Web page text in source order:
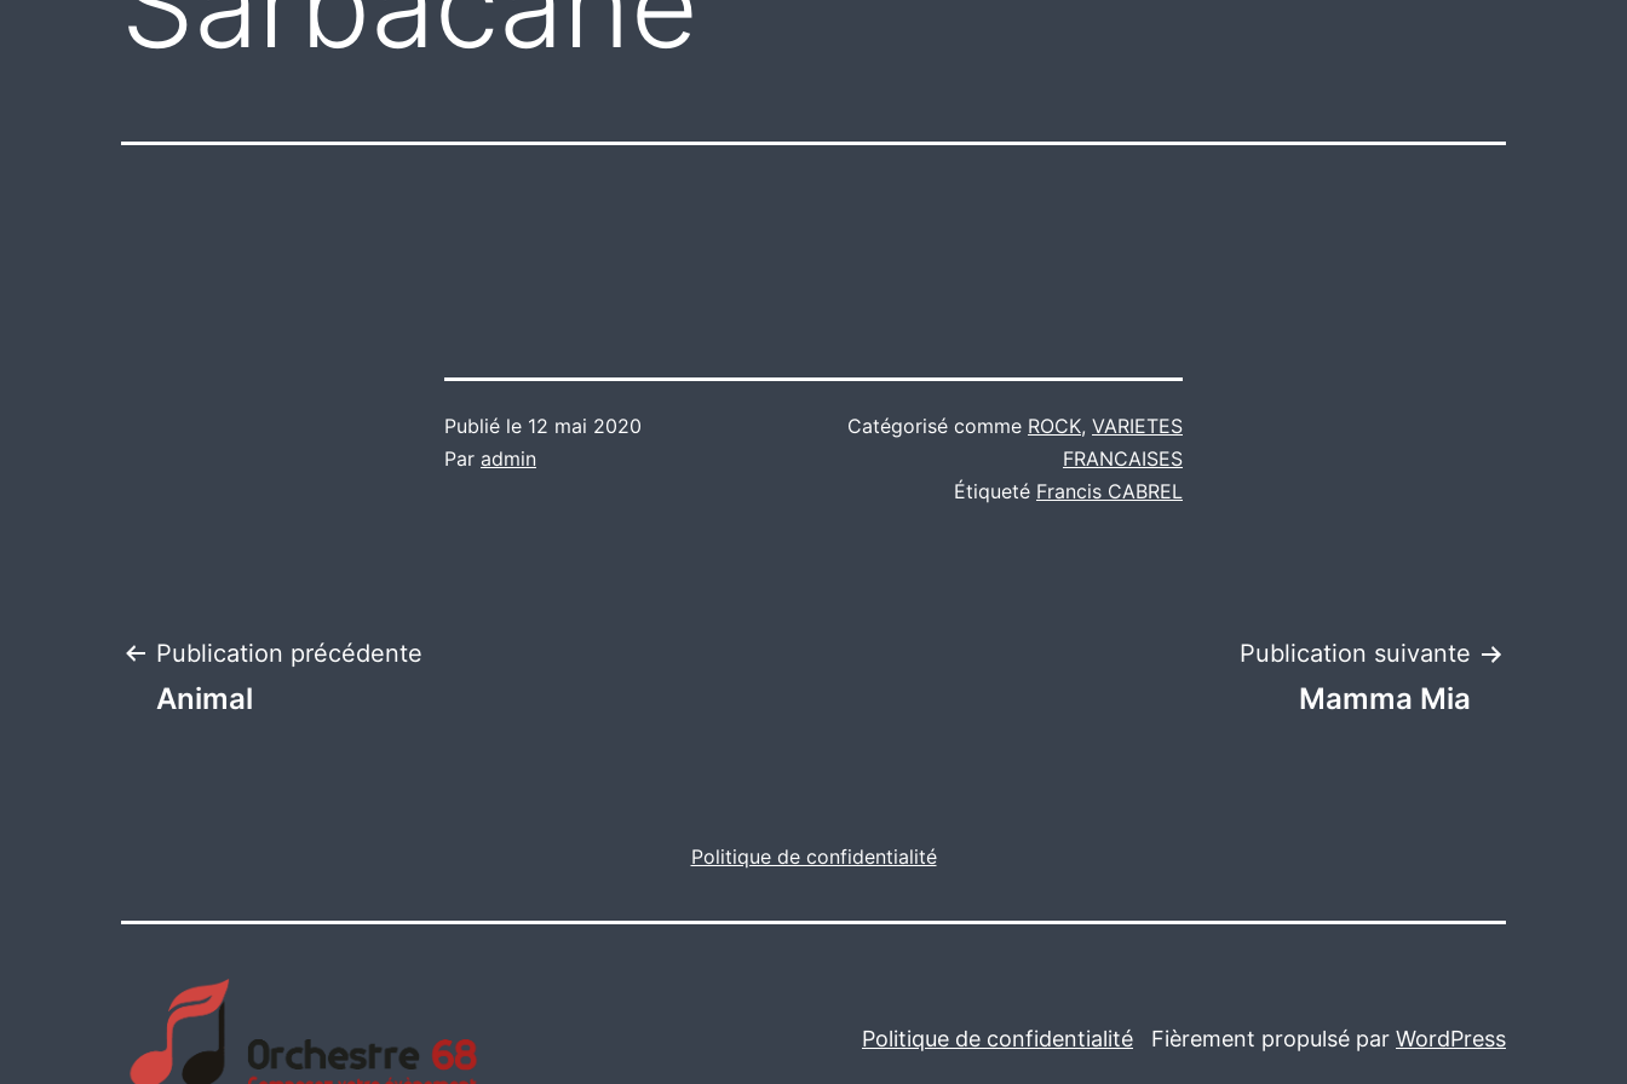
Publié le 12 mai 2020
Par admin
Catégorisé comme ROCK, VARIETES
FRANCAISES
Étiqueté Francis CABREL
Navigation
Publication précédente
Animal
Publication suivante
Mamma Mia
Politique de confidentialité
Politique de confidentialité Fièrement propulsé par WordPress